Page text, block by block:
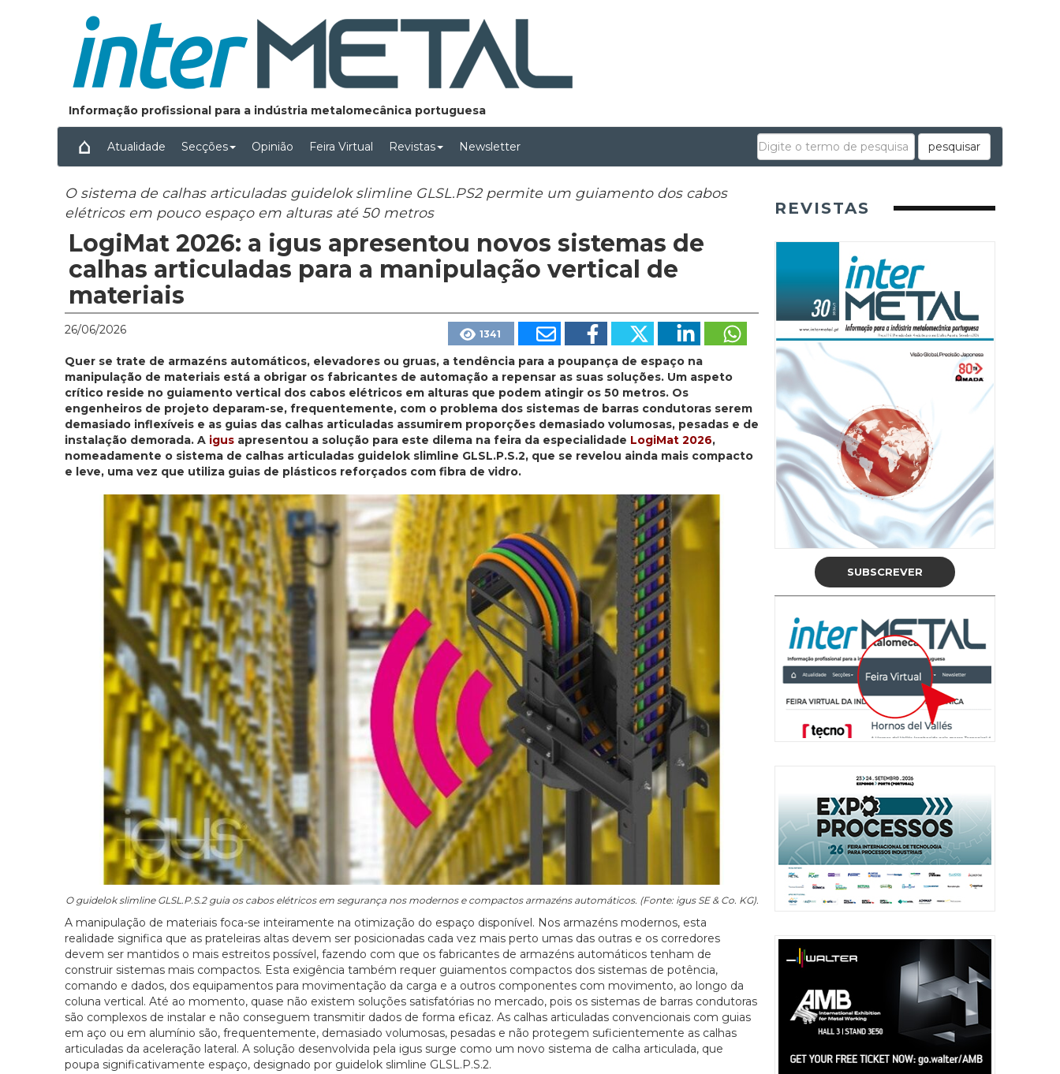
Informação profissional para a indústria metalomecânica portuguesa
Atualidade Secções Opinião Feira Virtual Revistas Newsletter pesquisar
O sistema de calhas articuladas guidelok slimline GLSL.PS2 permite um guiamento dos cabos
elétricos em pouco espaço em alturas até 50 metros
LogiMat 2026: a igus apresentou novos sistemas de
calhas articuladas para a manipulação vertical de
materiais
26/06/2026 1341
Quer se trate de armazéns automáticos, elevadores ou gruas, a tendência para a poupança de espaço na
manipulação de materiais está a obrigar os fabricantes de automação a repensar as suas soluções. Um aspeto
crítico reside no guiamento vertical dos cabos elétricos em alturas que podem atingir os 50 metros. Os
engenheiros de projeto deparam-se, frequentemente, com o problema dos sistemas de barras condutoras serem
demasiado inflexíveis e as guias das calhas articuladas assumirem proporções demasiado volumosas, pesadas e de
instalação demorada. A igus apresentou a solução para este dilema na feira da especialidade LogiMat 2026,
nomeadamente o sistema de calhas articuladas guidelok slimline GLSL.P.S.2, que se revelou ainda mais compacto
e leve, uma vez que utiliza guias de plásticos reforçados com fibra de vidro.
O guidelok slimline GLSL.P.S.2 guia os cabos elétricos em segurança nos modernos e compactos armazéns automáticos. (Fonte: igus SE & Co. KG).
A manipulação de materiais foca-se inteiramente na otimização do espaço disponível. Nos armazéns modernos, esta
realidade significa que as prateleiras altas devem ser posicionadas cada vez mais perto umas das outras e os corredores
devem ser mantidos o mais estreitos possível, fazendo com que os fabricantes de armazéns automáticos tenham de
construir sistemas mais compactos. Esta exigência também requer guiamentos compactos dos sistemas de potência,
comando e dados, dos equipamentos para movimentação da carga e a outros componentes com movimento, ao longo da
coluna vertical. Até ao momento, quase não existem soluções satisfatórias no mercado, pois os sistemas de barras condutoras
são complexos de instalar e não conseguem transmitir dados de forma eficaz. As calhas articuladas convencionais com guias
em aço ou em alumínio são, frequentemente, demasiado volumosas, pesadas e não protegem suficientemente as calhas
articuladas da aceleração lateral. A solução desenvolvida pela igus surge como um novo sistema de calha articulada, que
poupa significativamente espaço, designado por guidelok slimline GLSL.P.S.2.
REVISTAS
SUBSCREVER